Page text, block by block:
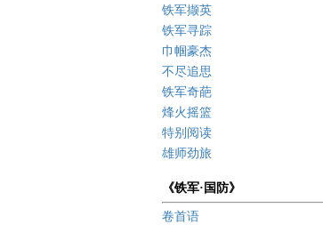
铁军撷英
铁军寻踪
巾帼豪杰
不尽追思
铁军奇葩
烽火摇篮
特别阅读
雄师劲旅
《铁军·国防》
卷首语